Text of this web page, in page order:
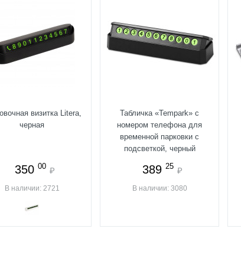
визитка Litera,
черная
350 00 ₽
В наличии: 2721
Табличка «Tempark» с
номером телефона для
временной парковки с
подсветкой, черный
389 25 ₽
В наличии: 3080